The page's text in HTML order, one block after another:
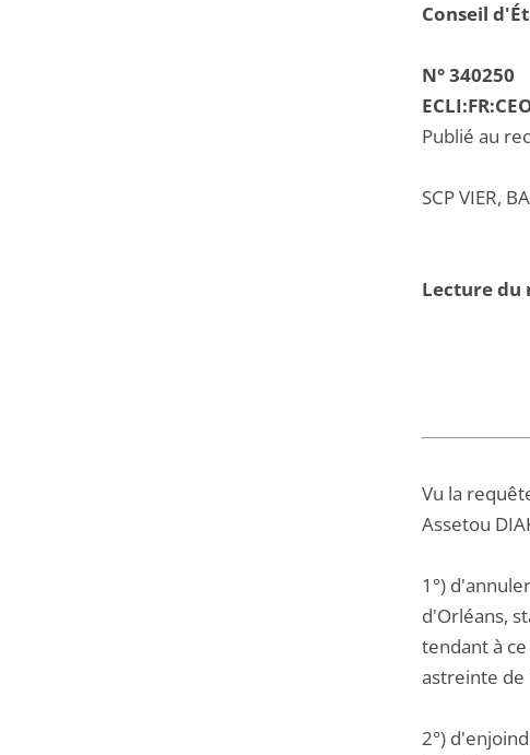
Conseil
N° 340250
Publié au
SCP VIER,
Lecture du
Vu la
Assetou
1°)
d'Orléans,
tendant à
astreinte de
2°)